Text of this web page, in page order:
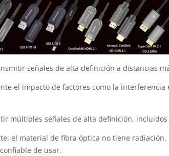
señales de alta definición a distancias
el impacto de factores como la
múltiples señales de alta definición, incluidos
el material de fibra óptica no tiene
de usar.